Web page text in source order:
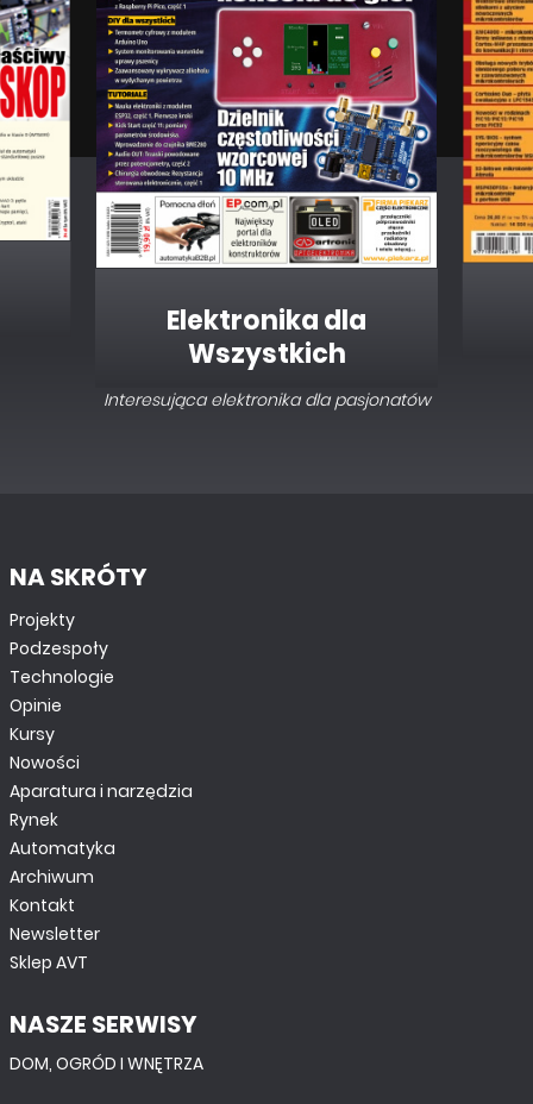
Elektronika dla
Wszystkich
Interesująca elektronika dla pasjonatów
NA SKRÓTY
Projekty
Podzespoły
Technologie
Opinie
Kursy
Nowości
Aparatura i narzędzia
Rynek
Automatyka
Archiwum
Kontakt
Newsletter
Sklep AVT
NASZE SERWISY
DOM, OGRÓD I WNĘTRZA